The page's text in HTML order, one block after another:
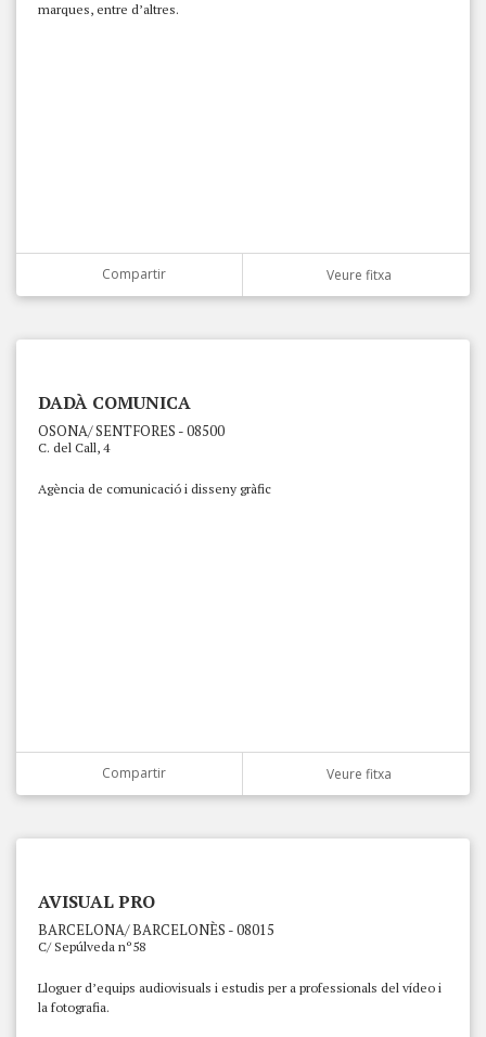
marques, entre d’altres.
Compartir Veure fitxa
DADÀ COMUNICA
OSONA/ SENTFORES - 08500
C. del Call, 4
Agència de comunicació i disseny gràfic
Compartir Veure fitxa
AVISUAL PRO
BARCELONA/ BARCELONÈS - 08015
C/ Sepúlveda nº58
Lloguer d’equips audiovisuals i estudis per a professionals del vídeo i
la fotografia.